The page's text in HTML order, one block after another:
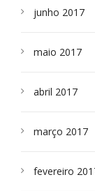
junho 2017
maio 2017
abril 2017
março 2017
fevereiro